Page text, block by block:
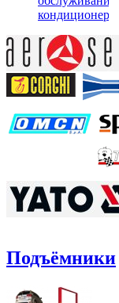
кондиционеров
Подъёмники